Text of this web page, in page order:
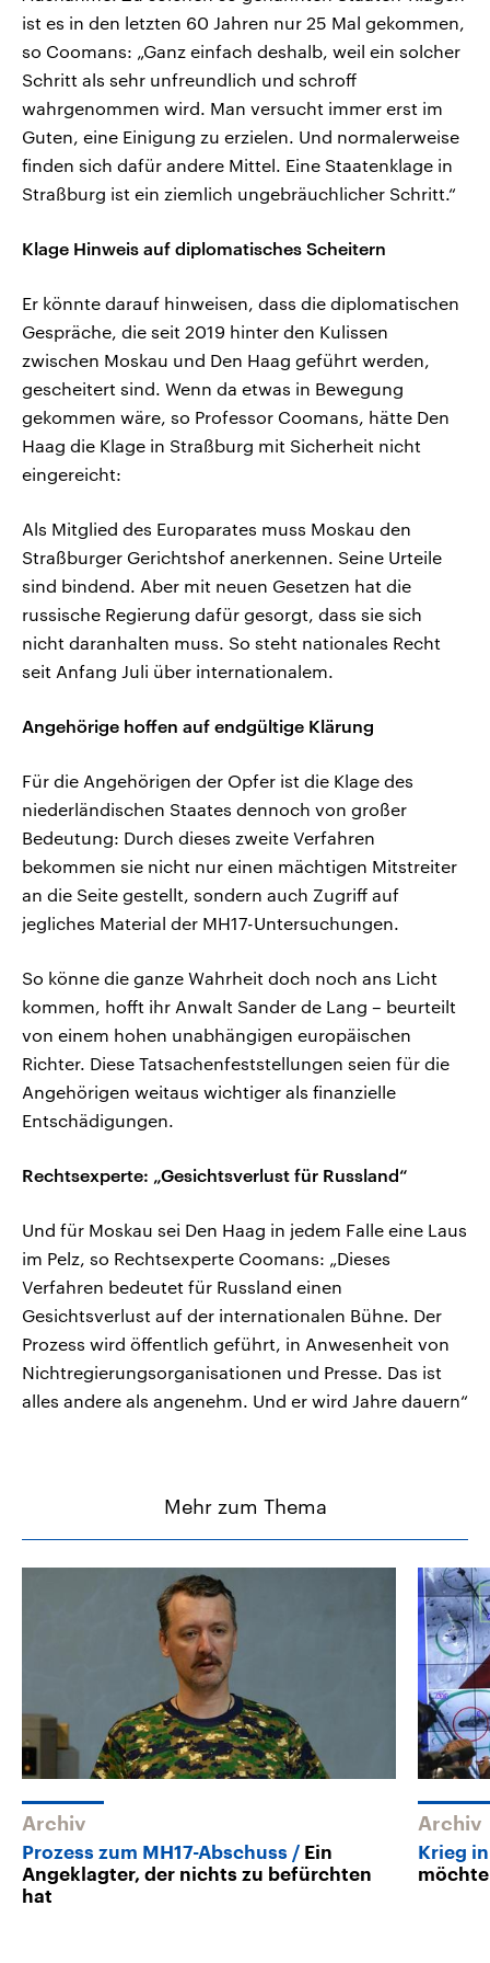
ist es in den letzten 60 Jahren nur 25 Mal gekommen,
so Coomans: „Ganz einfach deshalb, weil ein solcher
Schritt als sehr unfreundlich und schroff
wahrgenommen wird. Man versucht immer erst im
Guten, eine Einigung zu erzielen. Und normalerweise
finden sich dafür andere Mittel. Eine Staatenklage in
Straßburg ist ein ziemlich ungebräuchlicher Schritt.“
Klage Hinweis auf diplomatisches Scheitern
Er könnte darauf hinweisen, dass die diplomatischen
Gespräche, die seit 2019 hinter den Kulissen
zwischen Moskau und Den Haag geführt werden,
gescheitert sind. Wenn da etwas in Bewegung
gekommen wäre, so Professor Coomans, hätte Den
Haag die Klage in Straßburg mit Sicherheit nicht
eingereicht:
Als Mitglied des Europarates muss Moskau den
Straßburger Gerichtshof anerkennen. Seine Urteile
sind bindend. Aber mit neuen Gesetzen hat die
russische Regierung dafür gesorgt, dass sie sich
nicht daranhalten muss. So steht nationales Recht
seit Anfang Juli über internationalem.
Angehörige hoffen auf endgültige Klärung
Für die Angehörigen der Opfer ist die Klage des
niederländischen Staates dennoch von großer
Bedeutung: Durch dieses zweite Verfahren
bekommen sie nicht nur einen mächtigen Mitstreiter
an die Seite gestellt, sondern auch Zugriff auf
jegliches Material der MH17-Untersuchungen.
So könne die ganze Wahrheit doch noch ans Licht
kommen, hofft ihr Anwalt Sander de Lang – beurteilt
von einem hohen unabhängigen europäischen
Richter. Diese Tatsachenfeststellungen seien für die
Angehörigen weitaus wichtiger als finanzielle
Entschädigungen.
Rechtsexperte: „Gesichtsverlust für Russland“
Und für Moskau sei Den Haag in jedem Falle eine Laus
im Pelz, so Rechtsexperte Coomans: „Dieses
Verfahren bedeutet für Russland einen
Gesichtsverlust auf der internationalen Bühne. Der
Prozess wird öffentlich geführt, in Anwesenheit von
Nichtregierungsorganisationen und Presse. Das ist
alles andere als angenehm. Und er wird Jahre dauern“
Mehr zum Thema
Archiv
Prozess zum MH17-Abschuss
Ein
Angeklagter, der nichts zu befürchten
hat
Archiv
Krieg
möchte